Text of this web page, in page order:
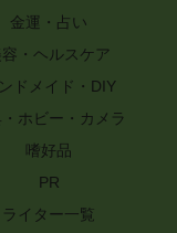
金運・占い
容・ヘルスケア
ドメイド・DIY
・ホビー・カメラ
嗜好品
PR
ライター一覧